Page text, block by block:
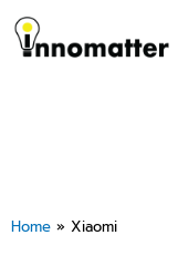
Skip
to
content
Home » Xiaomi